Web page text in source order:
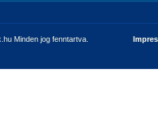
Minden jog fenntartva.